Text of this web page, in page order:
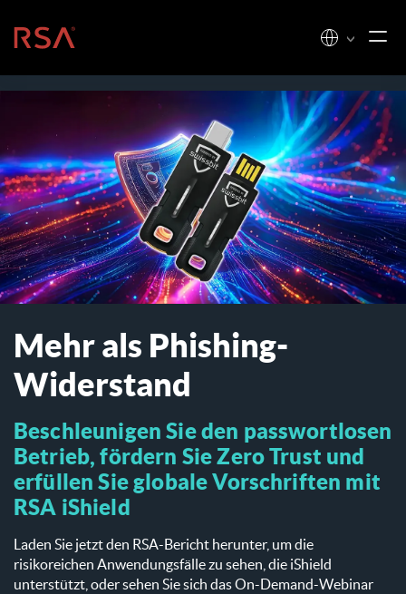
Startseite
Mehr als Phishing-
Widerstand
Beschleunigen Sie den passwortlosen
Betrieb, fördern Sie Zero Trust und
erfüllen Sie globale Vorschriften mit
RSA iShield
Laden Sie jetzt den RSA-Bericht herunter, um die
risikoreichen Anwendungsfälle zu sehen, die iShield
unterstützt, oder sehen Sie sich das On-Demand-Webinar